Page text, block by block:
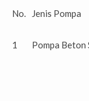
No. Jenis Pompa
1
Pompa Beton